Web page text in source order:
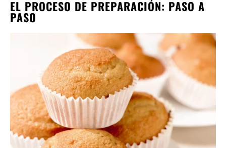
EL PROCESO DE PREPARACIÓN: PASO A
PASO